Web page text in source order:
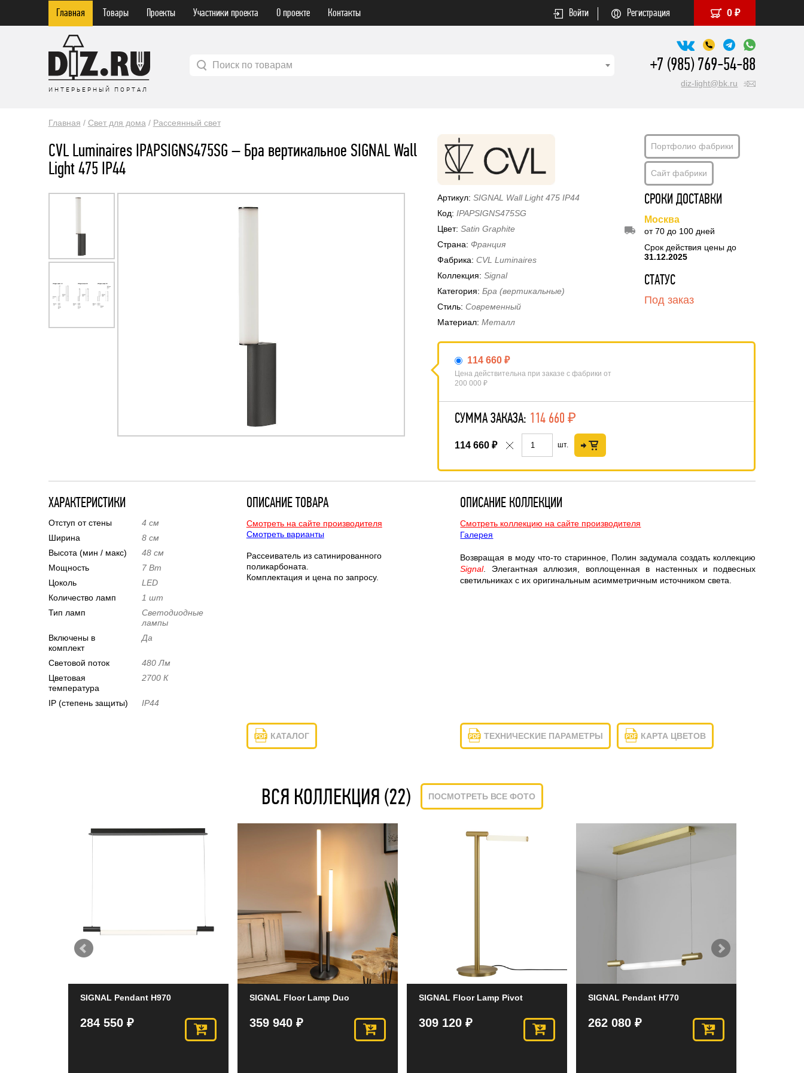
Главная Товары Проекты Участники проекта О проекте Контакты 0 ₽
Войти Регистрация
ИНТЕРЬЕРНЫЙ ПОРТАЛ
Поиск по товарам +7 (985) 769-54-88
diz-light@bk.ru
Главная / Свет для дома / Рассеянный свет
CVL Luminaires IPAPSIGNS475SG – Бра вертикальное SIGNAL Wall
Light 475 IP44
Портфолио фабрики
Сайт фабрики
Артикул: SIGNAL Wall Light 475 IP44
Код: IPAPSIGNS475SG
Цвет: Satin Graphite
Страна: Франция
Фабрика: CVL Luminaires
Коллекция: Signal
Категория: Бра (вертикальные)
Стиль: Современный
Материал: Металл
СРОКИ ДОСТАВКИ
Москва
от 70 до 100 дней
Срок действия цены до
31.12.2025
СТАТУС
Под заказ
114 660 ₽
Цена действительна при заказе с фабрики от
200 000 ₽
СУММА ЗАКАЗА: 114 660 ₽
114 660 ₽ шт.
ХАРАКТЕРИСТИКИ
Отступ от стены
4 см
Ширина
8 см
Высота (мин / макс)
48 см
Мощность
7 Вт
Цоколь
LED
Количество ламп
1 шт
Тип ламп
Светодиодные
лампы
Включены в
комплект
Да
Световой поток
480 Лм
Цветовая
температура
2700 К
IP (степень защиты) IP44
ОПИСАНИЕ ТОВАРА
Смотреть на сайте производителя
Смотреть варианты
Рассеиватель из сатинированного
поликарбоната.
Комплектация и цена по запросу.
ОПИСАНИЕ КОЛЛЕКЦИИ
Смотреть коллекцию на сайте производителя
Галерея
Возвращая в моду что-то старинное, Полин задумала создать коллекцию
Signal.
Элегантная аллюзия, воплощенная в настенных и подвесных
светильниках с их оригинальным асимметричным источником света.
КАТАЛОГ ТЕХНИЧЕСКИЕ ПАРАМЕТРЫ КАРТА ЦВЕТОВ
ВСЯ КОЛЛЕКЦИЯ (22) ПОСМОТРЕТЬ ВСЕ ФОТО
SIGNAL Pendant H970
284 550 ₽
SIGNAL Floor Lamp Duo
359 940 ₽
SIGNAL Floor Lamp Pivot
309 120 ₽
SIGNAL Pendant H770
262 080 ₽